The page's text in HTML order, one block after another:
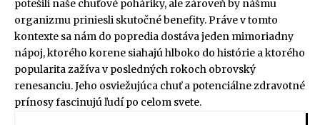
potešili naše chuťové poháriky, ale zároveň by nášmu
organizmu priniesli skutočné benefity. Práve v tomto
kontexte sa nám do popredia dostáva jeden mimoriadny
nápoj, ktorého korene siahajú hlboko do histórie a ktorého
popularita zažíva v posledných rokoch obrovský
renesanciu. Jeho osviežujúca chuť a potenciálne zdravotné
prínosy fascinujú ľudí po celom svete.